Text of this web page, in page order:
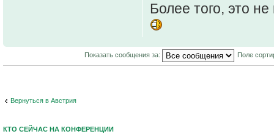
Более того, это
Показать сообщения за: Поле
Вернуться в Австрия
КТО СЕЙЧАС НА КОНФЕРЕНЦИИ